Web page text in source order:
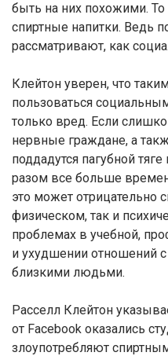
быть на них похожими. То
спиртные напитки. Ведь
рассматривают, как
Клейтон уверен, что
пользоваться
только вред. Если
нервные граждане, а
поддадутся пагубной
разом все больше
это может отрицательно
физическом, так и
проблемах в учебной,
и ухудшении отношений
близкими людьми.
Расселл Клейтон
от Facebook оказались
злоупотребляют